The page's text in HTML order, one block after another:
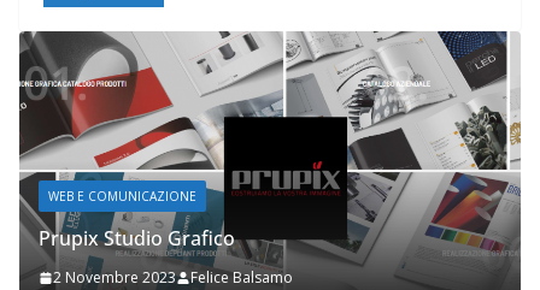
WEB E COMUNICAZIONE
Prupix Studio Grafico
2 Novembre 2023 Felice Balsamo